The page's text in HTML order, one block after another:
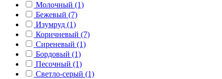
Молочный (1)
Бежевый (7)
Изумруд (1)
Коричневый (7)
Сиреневый (1)
Бордовый (1)
Песочный (1)
Светло-серый (1)